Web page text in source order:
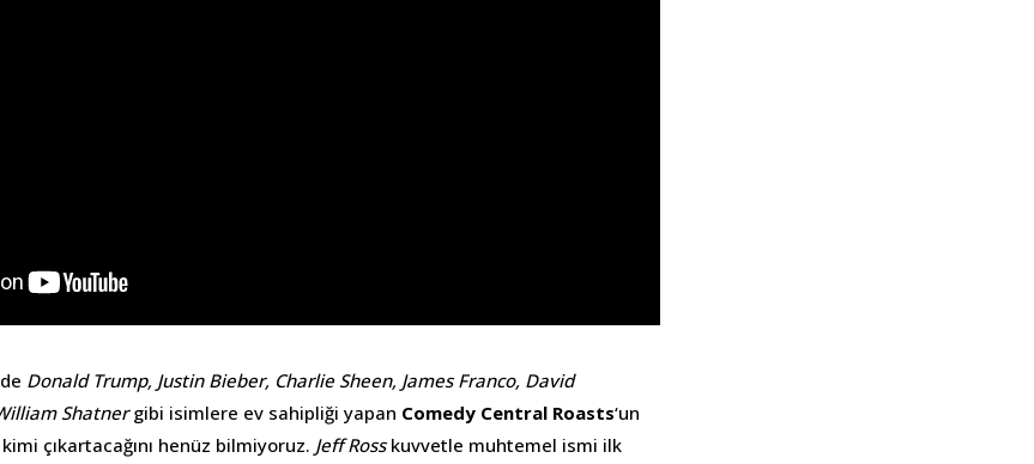
Donald Trump, Justin Bieber, Charlie Sheen, James Franco, David
Shatnergibi isimlere ev sahipliği yapan Comedy Central Roasts‘un
kimi çıkartacağını henüz bilmiyoruz. Jeff Rosskuvvetle muhtemel ismi ilk